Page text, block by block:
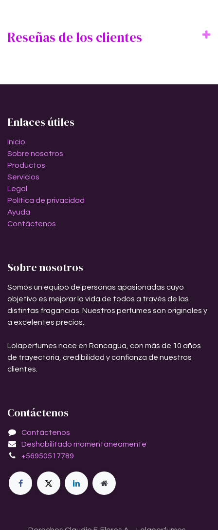
Reseñas de los clientes
Enlaces útiles
Inicio
Sobre nosotros
Productos
Servicios
Legal
Política de privacidad
Ayuda
Contáctenos
Sobre nosotros
Somos un equipo de personas apasionadas cuyo
objetivo es mejorar la vida de todos a través de las
distintas fragancias. Nuestros perfumes son originales y
a excelentes precios.
Lolaperfumes nace en Rancagua, con más de 10 años
de trayectoria, credibilidad y confianza de nuestros
clientes.
Contáctenos
Contáctenos
Deshabilitado momentáneamente
+56950517789